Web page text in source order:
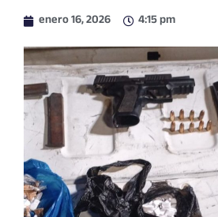
enero 16, 2026 4:15 pm